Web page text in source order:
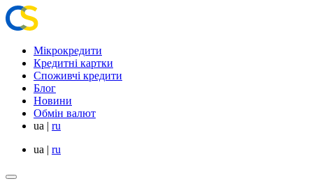
Мікрокредити
Кредитні картки
Споживчі кредити
Блог
Новини
Обмін валют
ua | ru
ua | ru